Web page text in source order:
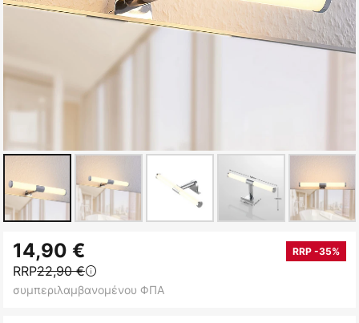
στην
αρχή
της
14,90 € RRP -35%
RRP22,90 €
συμπεριλαμβανομένου ΦΠΑ